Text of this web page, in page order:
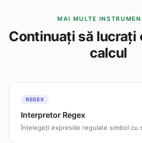
MAI MULTE
Continuați să lucrați
calcul
REGEX
Interpretor Regex
Înțelegeți expresiile regulate simbol cu